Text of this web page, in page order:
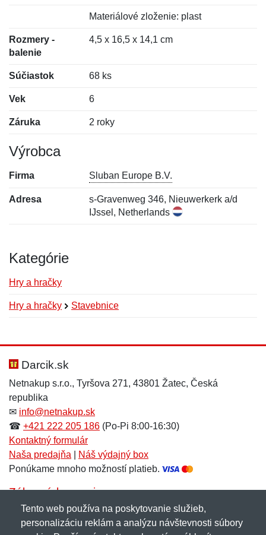
Materiálové zloženie: plast
Rozmery -
balenie
4,5 x 16,5 x 14,1 cm
Súčiastok 68 ks
Vek 6
Záruka 2 roky
Výrobca
Firma Sluban Europe B.V.
Adresa
s-Gravenweg 346, Nieuwerkerk a/d
IJssel, Netherlands
Kategórie
Hry a hračky
Hry a hračky Stavebnice
Hodnotenie:
Meno:*
E-mail:
Správa*
Meno:
E-mail:*
Správa*
Darcik.sk
Netnakup s.r.o., Tyršova 271, 43801 Žatec, Česká
republika
✉ info@netnakup.sk
☎ +421 222 205 186 (Po-Pi 8:00-16:30)
Kontaktný formulár
Naša predajňa
Náš výdajný box
Ponúkame mnoho možností platieb.
Zákaznícky servis
Novinky emailom
Tento web používa na poskytovanie služieb,
personalizáciu reklám a analýzu návštevnosti súbory